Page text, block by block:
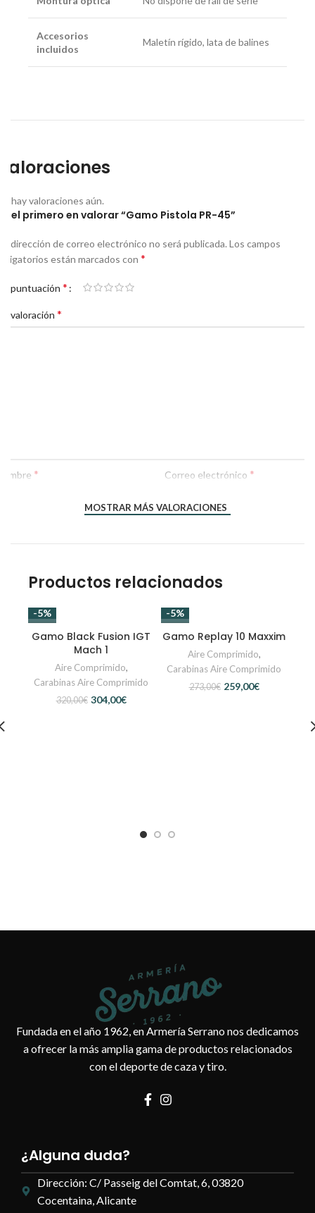
Accesorios
incluidos
Maletín rígido, lata de balines
hay valoraciones aún.
el primero en valorar “Gamo Pistola PR-45”
dirección de correo electrónico no será publicada.Los campos
están marcados con *
puntuación *
valoración *
* Correo electrónico *
MOSTRAR MÁS VALORACIONES
Productos relacionados
-5%
Gamo Black Fusion IGT
Mach 1
Aire Comprimido,
Carabinas Aire Comprimido
320,00€ 304,00€
-5%
Gamo Replay 10 Maxxim
Aire Comprimido,
Carabinas Aire Comprimido
273,00€ 259,00€
Fundada en el año 1962, en Armería Serrano nos dedicamos
a ofrecer la más amplia gama de productos relacionados
con el deporte de caza y tiro.
¿Alguna duda?
Dirección: C/ Passeig del Comtat, 6, 03820
Cocentaina, Alicante